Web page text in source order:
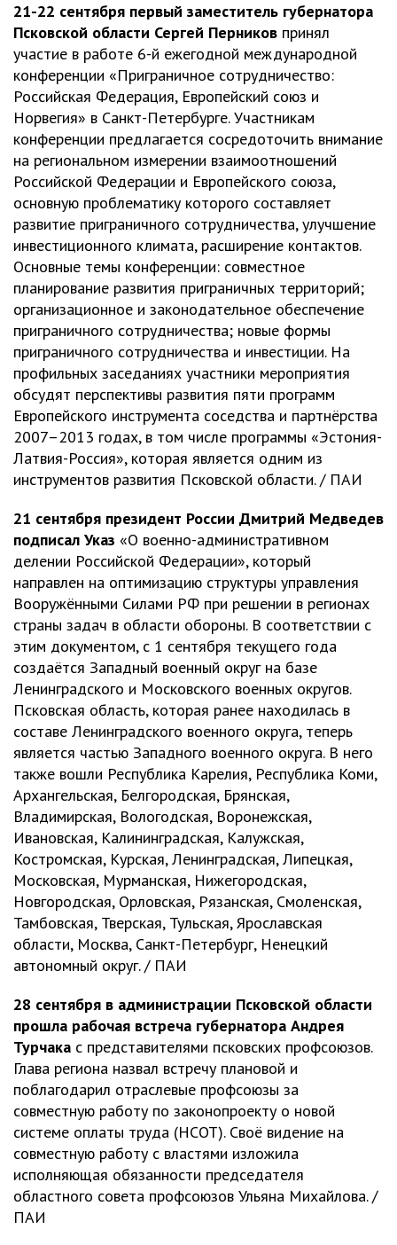
21-22 сентября первый заместитель губернатора
Псковской области Сергей Перников принял
участие в работе 6-й ежегодной международной
конференции «Приграничное сотрудничество:
Российская Федерация, Европейский союз и
Норвегия» в Санкт-Петербурге. Участникам
конференции предлагается сосредоточить внимание
на региональном измерении взаимоотношений
Российской Федерации и Европейского союза,
основную проблематику которого составляет
развитие приграничного сотрудничества, улучшение
инвестиционного климата, расширение контактов.
Основные темы конференции: совместное
планирование развития приграничных территорий;
организационное и законодательное обеспечение
приграничного сотрудничества; новые формы
приграничного сотрудничества и инвестиции. На
профильных заседаниях участники мероприятия
обсудят перспективы развития пяти программ
Европейского инструмента соседства и партнёрства
2007–2013 годах, в том числе программы «Эстония-
Латвия-Россия», которая является одним из
инструментов развития Псковской области. / ПАИ
21 сентября президент России Дмитрий Медведев
подписал Указ «О военно-административном
делении Российской Федерации», который
направлен на оптимизацию структуры управления
Вооружёнными Силами РФ при решении в регионах
страны задач в области обороны. В соответствии с
этим документом, с 1 сентября текущего года
создаётся Западный военный округ на базе
Ленинградского и Московского военных округов.
Псковская область, которая ранее находилась в
составе Ленинградского военного округа, теперь
является частью Западного военного округа. В него
также вошли Республика Карелия, Республика Коми,
Архангельская, Белгородская, Брянская,
Владимирская, Вологодская, Воронежская,
Ивановская, Калининградская, Калужская,
Костромская, Курская, Ленинградская, Липецкая,
Московская, Мурманская, Нижегородская,
Новгородская, Орловская, Рязанская, Смоленская,
Тамбовская, Тверская, Тульская, Ярославская
области, Москва, Санкт-Петербург, Ненецкий
автономный округ. / ПАИ
28 сентября в администрации Псковской области
прошла рабочая встреча губернатора Андрея
Турчака с представителями псковских профсоюзов.
Глава региона назвал встречу плановой и
поблагодарил отраслевые профсоюзы за
совместную работу по законопроекту о новой
системе оплаты труда (НСОТ). Своё видение на
совместную работу с властями изложила
исполняющая обязанности председателя
областного совета профсоюзов Ульяна Михайлова. /
ПАИ